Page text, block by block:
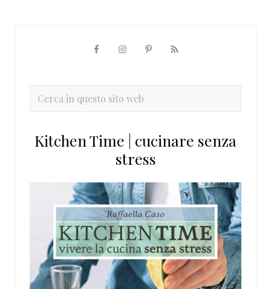
primaria
Cerca
sito
Kitchen Time | cucinare senza
stress